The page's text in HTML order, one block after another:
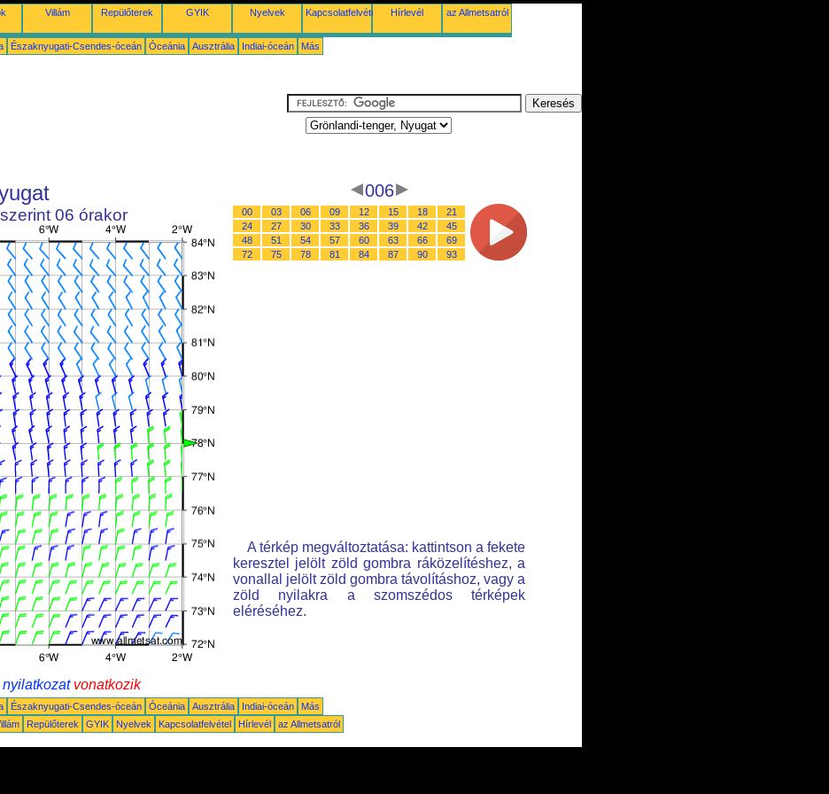
Villám Repülőterek GYIK Nyelvek Kapcsolatfelvétel Hírlevél az Allmetsatról
Északnyugati-Csendes-óceán Óceánia Ausztrália Indiai-óceán Más
06 órakor
006
00 03 06 09 12 15 18
21
24
27 30 33 36 39 42
45
48
51 54 57 60 63 66
69
72
75 78 81 84 87 90 93
A térkép megváltoztatása: kattintson a fekete
keresztel jelölt zöld gombra ráközelítéshez, a
vonallal jelölt zöld gombra távolításhoz, vagy a
zöld nyilakra a szomszédos térképek
eléréséhez.
vonatkozik
Északnyugati-Csendes-óceán Óceánia Ausztrália Indiai-óceán
Más
Repülőterek GYIK Nyelvek Kapcsolatfelvétel Hírlevél az Allmetsatról